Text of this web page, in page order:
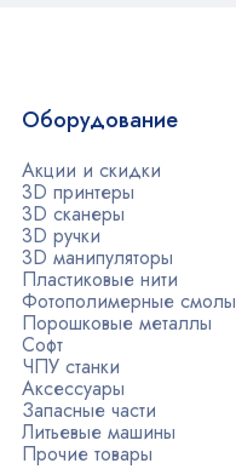
Оборудование
Акции и скидки
3D принтеры
3D сканеры
3D ручки
3D манипуляторы
Пластиковые нити
Фотополимерные смолы
Порошковые металлы
Софт
ЧПУ станки
Аксессуары
Запасные части
Литьевые машины
Прочие товары